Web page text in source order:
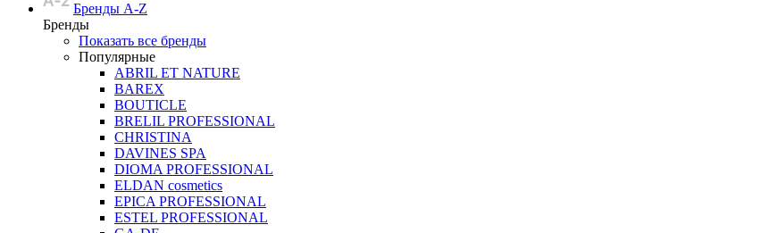
Бренды A-Z
Бренды
Показать все бренды
Популярные
ABRIL ET NATURE
BAREX
BOUTICLE
BRELIL PROFESSIONAL
CHRISTINA
DAVINES SPA
DIOMA PROFESSIONAL
ELDAN cosmetics
EPICA PROFESSIONAL
ESTEL PROFESSIONAL